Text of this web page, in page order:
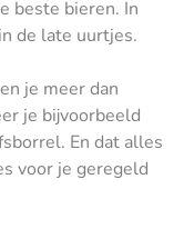
beste bieren. In
de late uurtjes.
je meer dan
je bijvoorbeeld
En dat alles
voor je geregeld